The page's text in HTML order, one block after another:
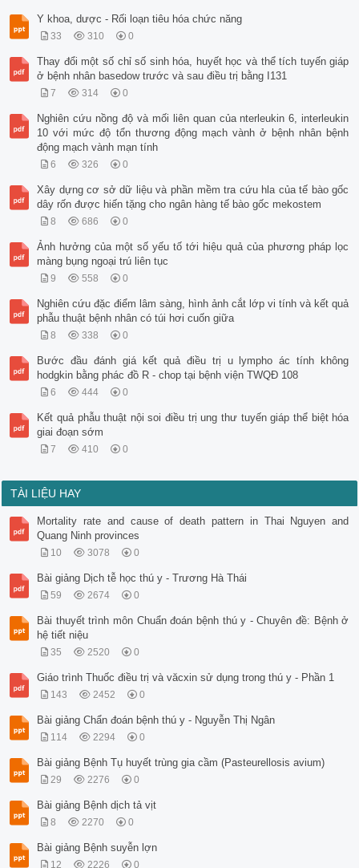
Y khoa, dược - Rối loạn tiêu hóa chức năng
33 310 0
Thay đổi một số chỉ số sinh hóa, huyết học và thể tích tuyến giáp
ở bệnh nhân basedow trước và sau điều trị bằng I131
7 314 0
Nghiên cứu nồng độ và mối liên quan của nterleukin 6, interleukin
10 với mức độ tổn thương động mạch vành ở bệnh nhân bệnh
động mạch vành mạn tính
6 326 0
Xây dựng cơ sở dữ liệu và phần mềm tra cứu hla của tế bào gốc
dây rốn được hiến tặng cho ngân hàng tế bào gốc mekostem
8 686 0
Ảnh hưởng của một số yếu tố tới hiệu quả của phương pháp lọc
màng bụng ngoại trú liên tục
9 558 0
Nghiên cứu đặc điểm lâm sàng, hình ảnh cắt lớp vi tính và kết quả
phẫu thuật bệnh nhân có túi hơi cuốn giữa
8 338 0
Bước đầu đánh giá kết quả điều trị u lympho ác tính không
hodgkin bằng phác đồ R - chop tại bệnh viện TWQĐ 108
6 444 0
Kết quả phẫu thuật nội soi điều trị ung thư tuyến giáp thể biệt hóa
giai đoạn sớm
7 410 0
TÀI LIỆU HAY
Mortality rate and cause of death pattern in Thai Nguyen and
Quang Ninh provinces
10 3078 0
Bài giảng Dịch tễ học thú y - Trương Hà Thái
59 2674 0
Bài thuyết trình môn Chuẩn đoán bệnh thú y - Chuyên đề: Bệnh ở
hệ tiết niệu
35 2520 0
Giáo trình Thuốc điều trị và văcxin sử dụng trong thú y - Phần 1
143 2452 0
Bài giảng Chẩn đoán bệnh thú y - Nguyễn Thị Ngân
114 2294 0
Bài giảng Bệnh Tụ huyết trùng gia cầm (Pasteurellosis avium)
29 2276 0
Bài giảng Bệnh dịch tả vịt
8 2270 0
Bài giảng Bệnh suyễn lợn
12 2226 0